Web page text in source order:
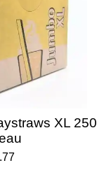
XL 250